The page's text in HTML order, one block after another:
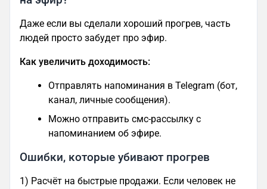
Даже если вы сделали хороший прогрев, часть
людей просто забудет про эфир.
Как увеличить доходимость:
Отправлять напоминания в Telegram (бот,
канал, личные сообщения).
Можно отправить смс-рассылку с
напоминанием об эфире.
Ошибки, которые убивают прогрев
1) Расчёт на быстрые продажи. Если человек не